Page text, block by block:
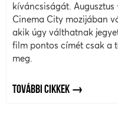
kíváncsiságát. Augusztus
Cinema City mozijában
akik úgy válthatnak
film pontos címét csak a
meg.
TOVÁBBI CIKKEK